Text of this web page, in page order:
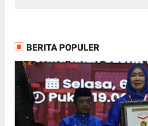
BERITA POPULER